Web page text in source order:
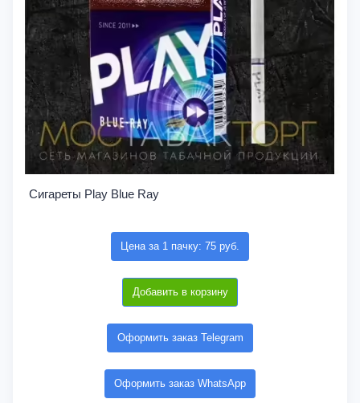
Сигареты Play Blue Ray
Цена за 1 пачку: 75 руб.
Добавить в корзину
Оформить заказ Telegram
Оформить заказ WhatsApp